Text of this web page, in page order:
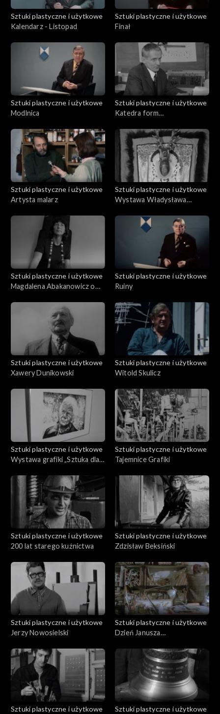
Sztuki plastyczne i użytkowe
Kalendarz - Listopad
Sztuki plastyczne i użytkowe
Finał
Sztuki plastyczne i użytkowe
Modlnica
Sztuki plastyczne i użytkowe
Katedra form
Sztuki plastyczne i użytkowe
Artysta malarz
Sztuki plastyczne i użytkowe
Wystawa Władysława
Sztuki plastyczne i użytkowe
Magdalena Abakanowicz o
Sztuki plastyczne i użytkowe
Ruiny
Sztuki plastyczne i użytkowe
Xawery Dunikowski
Sztuki plastyczne i użytkowe
Witold Skulicz
Sztuki plastyczne i użytkowe
Wystawa grafiki „Sztuka dla
Sztuki plastyczne i użytkowe
Tajemnice Grafiki
Sztuki plastyczne i użytkowe
200 lat starego kuźnictwa
Sztuki plastyczne i użytkowe
Zdzisław Beksiński
Sztuki plastyczne i użytkowe
Jerzy Nowosielski
Sztuki plastyczne i użytkowe
Dzień Janusza
Sztuki plastyczne i użytkowe
Sztuki plastyczne i użytkowe